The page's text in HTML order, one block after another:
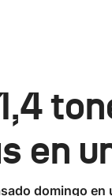
en
domingo